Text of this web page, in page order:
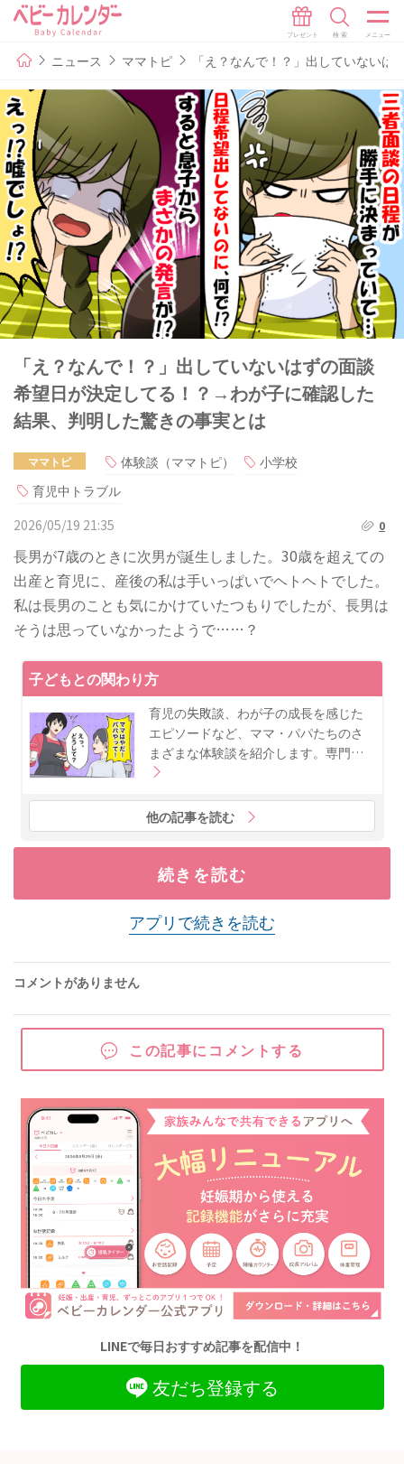
ニュース ママトピ 「え？なんで！？」出していない
「え？なんで！？」出していないはずの面談
希望日が決定してる！？→わが子に確認した
結果、判明した驚きの事実とは
ママトピ 体験談（ママトピ）
小学校
育児中トラブル
2026/05/19 21:35
0
長男が7歳のときに次男が誕生しました。30歳を超えての
出産と育児に、産後の私は手いっぱいでヘトヘトでした。
私は長男のことも気にかけていたつもりでしたが、長男は
そうは思っていなかったようで……？
子どもとの関わり方
育児の失敗談、わが子の成長を感じた
エピソードなど、ママ・パパたちのさ
まざまな体験談を紹介します。専門…
他の記事を読む
続きを読む
アプリで続きを読む
コメントがありません
この記事にコメントする
LINEで毎日おすすめ記事を配信中！
友だち登録する